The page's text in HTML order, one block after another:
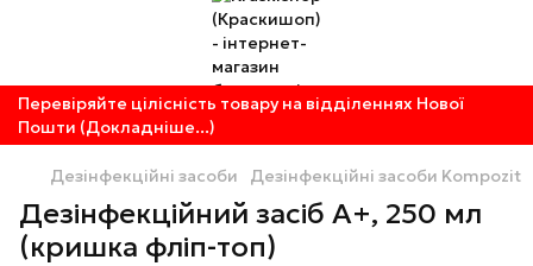
Перевіряйте цілісність товару на відділеннях Нової
Пошти (Докладніше...)
Дезінфекційні засоби Дезінфекційні засоби Kompozit
Дезінфекційний засіб А+, 250 мл
(кришка фліп-топ)